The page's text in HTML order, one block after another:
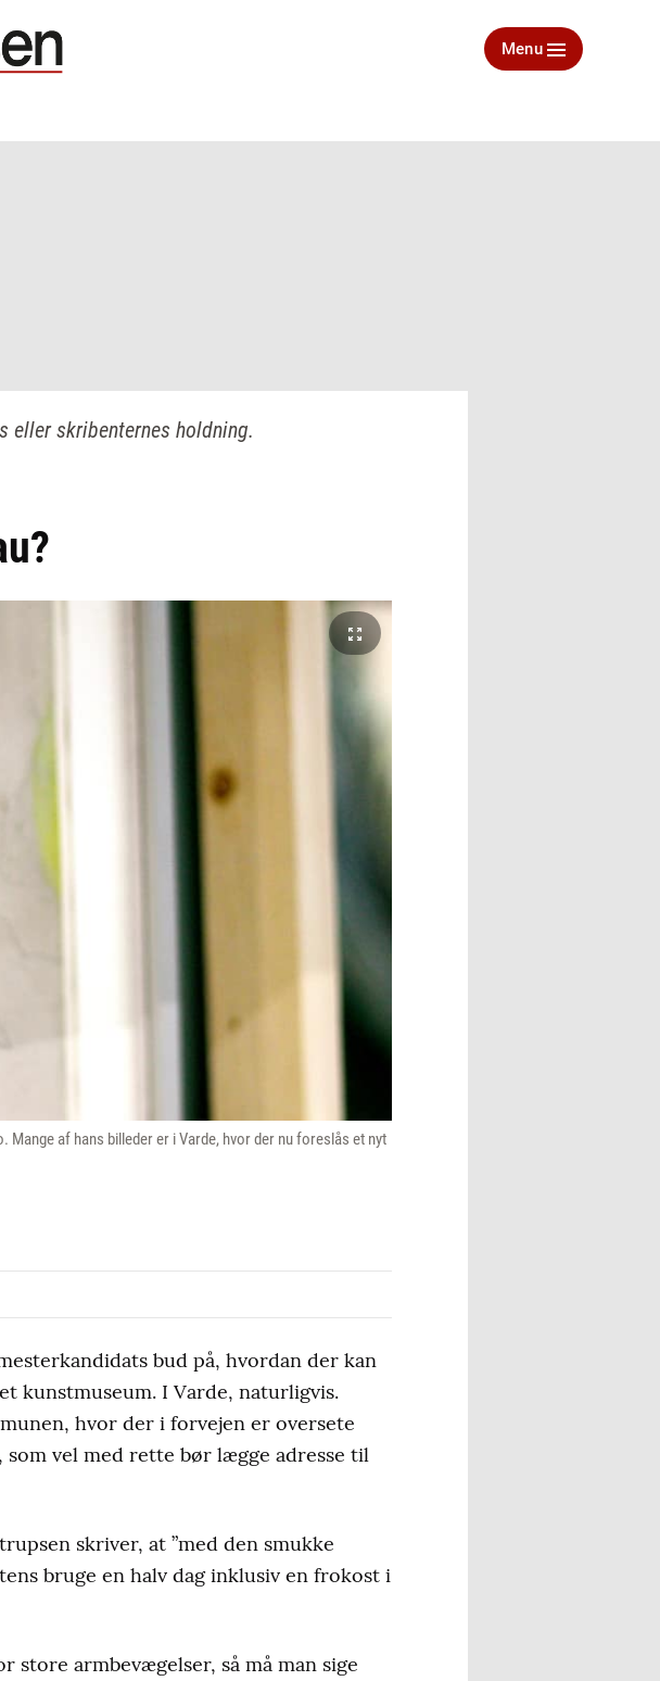
Menu
eller skribenternes holdning.
af hans billeder er i Varde, hvor der nu foreslås et nyt
bud på, hvordan der kan
kunstmuseum. I Varde, naturligvis.
hvor der i forvejen er oversete
vel med rette bør lægge adresse til
skriver, at ”med den smukke
bruge en halv dag inklusiv en frokost i
store armbevægelser, så må man sige